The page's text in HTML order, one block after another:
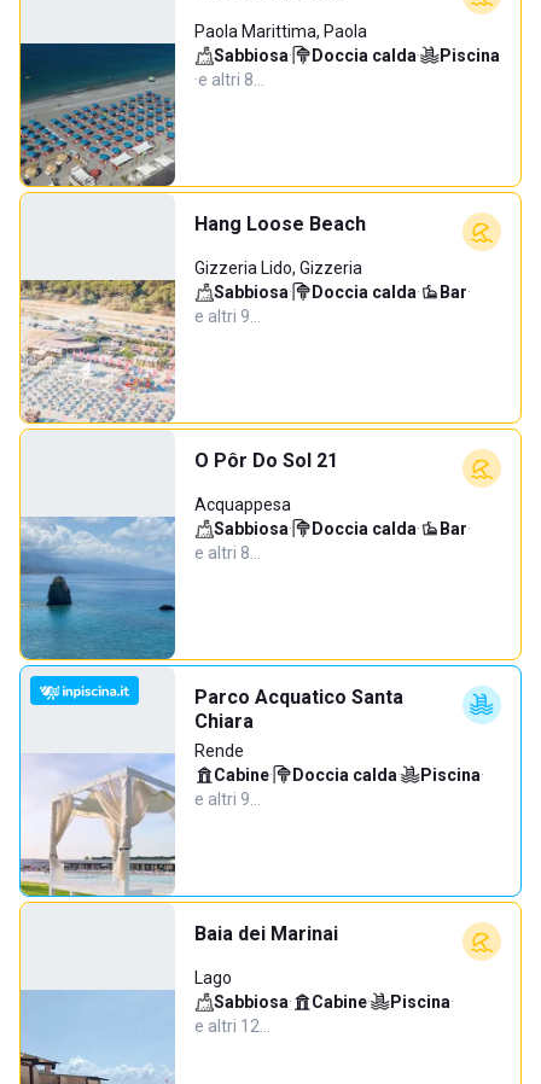
Paola Marittima, Paola
Sabbiosa· Doccia calda·
Piscina
·e altri 8…
Hang Loose Beach
Gizzeria Lido, Gizzeria
Sabbiosa· Doccia calda· Bar·
e altri 9…
O Pôr Do Sol 21
Acquappesa
Sabbiosa· Doccia calda· Bar·
e altri 8…
Parco Acquatico Santa
Chiara
Rende
Cabine· Doccia calda· Piscina·
e altri 9…
Baia dei Marinai
Lago
Sabbiosa· Cabine· Piscina·
e altri 12…